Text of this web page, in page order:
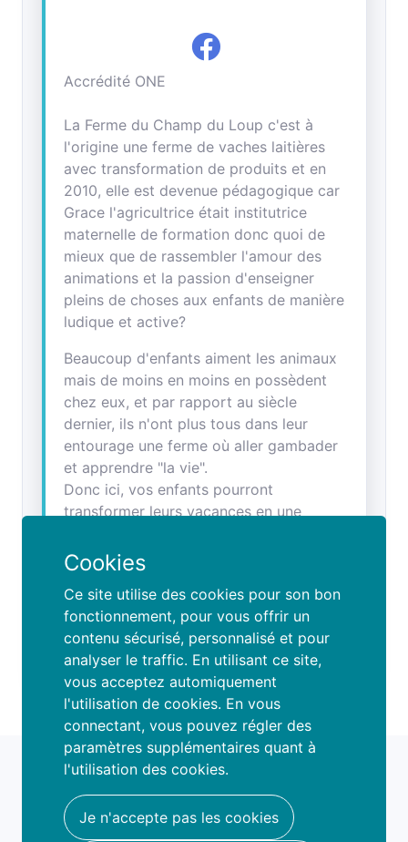
Cookies
Ce site utilise des cookies pour son bon
fonctionnement, pour vous offrir un
contenu sécurisé, personnalisé et pour
analyser le traffic. En utilisant ce site,
vous acceptez automiquement
l'utilisation de cookies. En vous
connectant, vous pouvez régler des
paramètres supplémentaires quant à
l'utilisation des cookies.
Je n'accepte pas les cookies
Accrédité ONE
La Ferme du Champ du Loup c'est à
l'origine une ferme de vaches laitières
avec transformation de produits et en
2010, elle est devenue pédagogique car
Grace l'agricultrice était institutrice
maternelle de formation donc quoi de
mieux que de rassembler l'amour des
animations et la passion d'enseigner
pleins de choses aux enfants de manière
ludique et active?
Beaucoup d'enfants aiment les animaux
mais de moins en moins en possèdent
chez eux, et par rapport au siècle
dernier, ils n'ont plus tous dans leur
entourage une ferme où aller gambader
et apprendre "la vie".
Donc ici, vos enfants pourront
transformer leurs vacances en une
d’animaux, avec les mains dans la terre
(ou la pâte à pain), ils découvriront la vie
à la ferme à travers des activités
originales et adaptées à leur âge de 2,5
ans à 12 ans.
famio
hello@famio.be